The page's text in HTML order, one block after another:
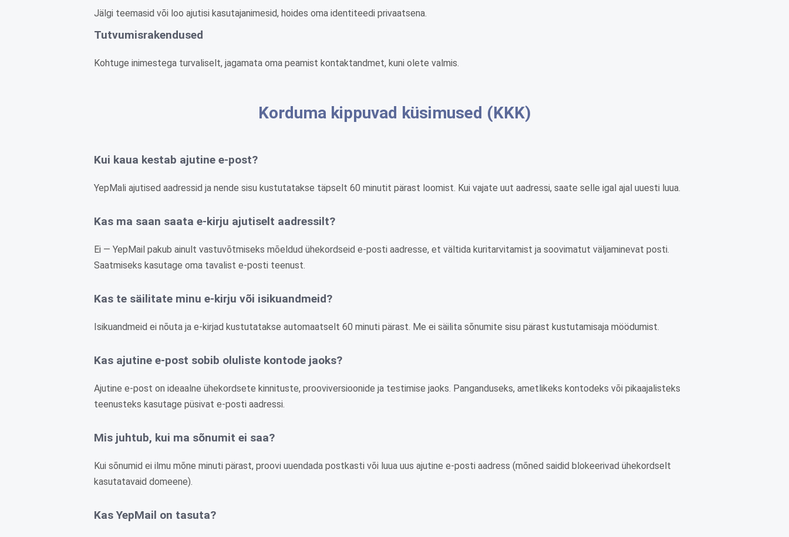
Jälgi teemasid või loo ajutisi kasutajanimesid, hoides oma identiteedi privaatsena.
Tutvumisrakendused
Kohtuge inimestega turvaliselt, jagamata oma peamist kontaktandmet, kuni olete valmis.
Korduma kippuvad küsimused (KKK)
Kui kaua kestab ajutine e-post?
YepMali ajutised aadressid ja nende sisu kustutatakse täpselt 60 minutit pärast loomist. Kui vajate uut aadressi, saate selle igal ajal uuesti luua.
Kas ma saan saata e-kirju ajutiselt aadressilt?
Ei — YepMail pakub ainult vastuvõtmiseks mõeldud ühekordseid e-posti aadresse, et vältida kuritarvitamist ja soovimatut väljaminevat posti.
Saatmiseks kasutage oma tavalist e-posti teenust.
Kas te säilitate minu e-kirju või isikuandmeid?
Isikuandmeid ei nõuta ja e-kirjad kustutatakse automaatselt 60 minuti pärast. Me ei säilita sõnumite sisu pärast kustutamisaja möödumist.
Kas ajutine e-post sobib oluliste kontode jaoks?
Ajutine e-post on ideaalne ühekordsete kinnituste, prooviversioonide ja testimise jaoks. Panganduseks, ametlikeks kontodeks või pikaajalisteks
teenusteks kasutage püsivat e-posti aadressi.
Mis juhtub, kui ma sõnumit ei saa?
Kui sõnumid ei ilmu mõne minuti pärast, proovi uuendada postkasti või luua uus ajutine e-posti aadress (mõned saidid blokeerivad ühekordselt
kasutatavaid domeene).
Kas YepMail on tasuta?